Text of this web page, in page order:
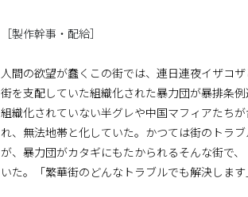
［製作幹事・配給］
人間の欲望が蠢くこの街では、連日連夜イザコ
街を支配していた組織化された暴力団が暴排条例
組織化されていない半グレや中国マフィアたち
れ、無法地帯と化していた。かつては街のトラ
が、暴力団がカタギにもたかられるそんな街で
いた。「繁華街のどんなトラブルでも解決します